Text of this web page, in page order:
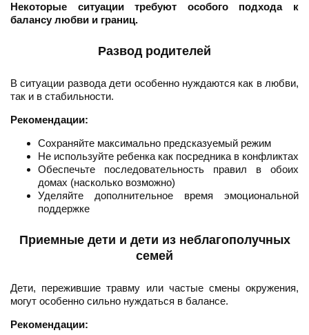
Некоторые ситуации требуют особого подхода к
балансу любви и границ.
Развод родителей
В ситуации развода дети особенно нуждаются как в любви,
так и в стабильности.
Рекомендации:
Сохраняйте максимально предсказуемый режим
Не используйте ребенка как посредника в конфликтах
Обеспечьте последовательность правил в обоих
домах (насколько возможно)
Уделяйте дополнительное время эмоциональной
поддержке
Приемные дети и дети из неблагополучных
семей
Дети, пережившие травму или частые смены окружения,
могут особенно сильно нуждаться в балансе.
Рекомендации: